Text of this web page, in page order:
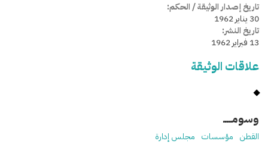
تاريخ إصدار الوثيقة / الحكم:
30 يناير 1962
تاريخ النشر:
13 فبراير 1962
علاقات الوثيقة
وسومـــــ
القطن مؤسسات مجلس إدارة